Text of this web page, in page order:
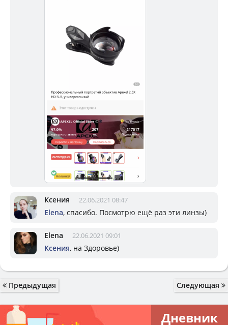
Ксения 22.06.2021 08:47
Elena, спасибо. Посмотрю ещё раз эти линзы)
Elena 22.06.2021 09:01
Ксения, на Здоровье)
Предыдущая Следующая
Дневник